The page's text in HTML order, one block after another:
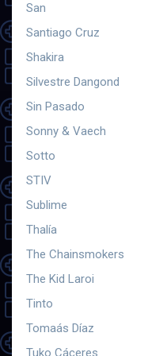
San
Santiago Cruz
Shakira
Silvestre Dangond
Sin Pasado
Sonny & Vaech
Sotto
STIV
Sublime
Thalía
The Chainsmokers
The Kid Laroi
Tinto
Tomaás Díaz
Tuko Cáceres